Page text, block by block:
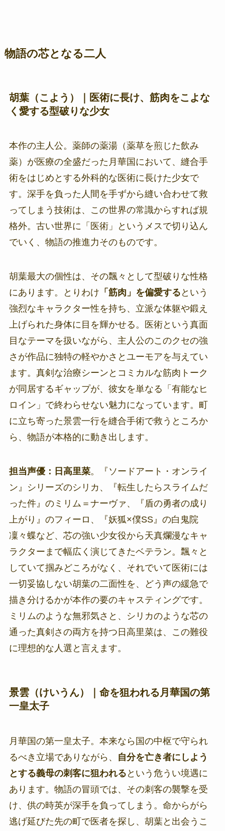
物語の芯となる二人
胡葉（こよう）｜医術に長け、筋肉をこよな
く愛する型破りな少女
本作の主人公。薬師の薬湯（薬草を煎じた飲み
薬）が医療の全盛だった月華国において、縫合手
術をはじめとする外科的な医術に長けた少女で
す。深手を負った人間を手ずから縫い合わせて救
ってしまう技術は、この世界の常識からすれば規
格外。古い世界に「医術」というメスで切り込ん
でいく、物語の推進力そのものです。
胡葉最大の個性は、その飄々として型破りな性格
にあります。とりわけ 「筋肉」を偏愛する という
強烈なキャラクター性を持ち、立派な体躯や鍛え
上げられた身体に目を輝かせる。医術という真面
目なテーマを扱いながら、主人公のこのクセの強
さが作品に独特の軽やかさとユーモアを与えてい
ます。真剣な治療シーンとコミカルな筋肉トーク
が同居するギャップが、彼女を単なる「有能なヒ
ロイン」で終わらせない魅力になっています。町
に立ち寄った景雲一行を縫合手術で救うところか
ら、物語が本格的に動き出します。
担当声優：日高里菜。『ソードアート・オンライ
ン』シリーズのシリカ、『転生したらスライムだ
った件』のミリム＝ナーヴァ、『盾の勇者の成り
上がり』のフィーロ、『妖狐×僕SS』の白鬼院
凜々蝶など、芯の強い少女役から天真爛漫なキャ
ラクターまで幅広く演じてきたベテラン。飄々と
していて掴みどころがなく、それでいて医術には
一切妥協しない胡葉の二面性を、どう声の緩急で
描き分けるかが本作の要のキャスティングです。
ミリムのような無邪気さと、シリカのような芯の
通った真剣さの両方を持つ日高里菜は、この難役
に理想的な人選と言えます。
景雲（けいうん）｜命を狙われる月華国の第
一皇太子
月華国の第一皇太子。本来なら国の中枢で守られ
るべき立場でありながら、
自分を亡き者にしよう
とする義母の刺客に狙われる という危うい境遇に
あります。物語の冒頭では、その刺客の襲撃を受
け、供の時英が深手を負ってしまう。命からがら
逃げ延びた先の町で医者を探し、胡葉と出会うこ